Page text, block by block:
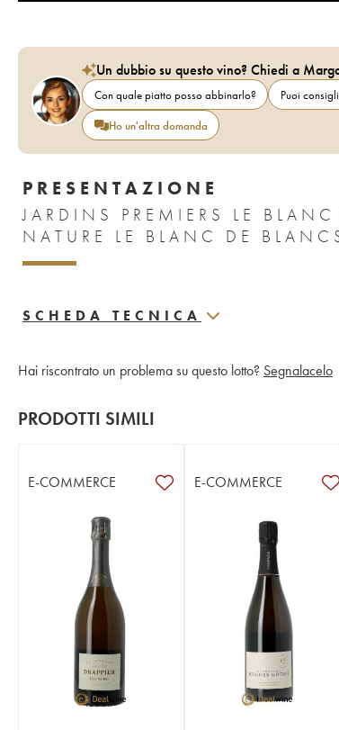
Un dubbio su questo vino? Chiedi a
Con quale piatto posso abbinarlo? Puoi
Ho un'altra domanda
PRESENTAZIONE
JARDINS PREMIERS LE
NATURE LE BLANC DE
SCHEDA TECNICA
Hai riscontrato un problema su questo lotto? Segnalacelo
PRODOTTI SIMILI
E-COMMERCE E-COMMERCE